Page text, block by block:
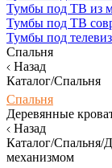
Тумбы под ТВ из
Тумбы под ТВ
Тумбы под
Спальня
Назад
Каталог/Спальня
Спальня
Деревянные
Назад
Каталог/Спальня/
механизмом